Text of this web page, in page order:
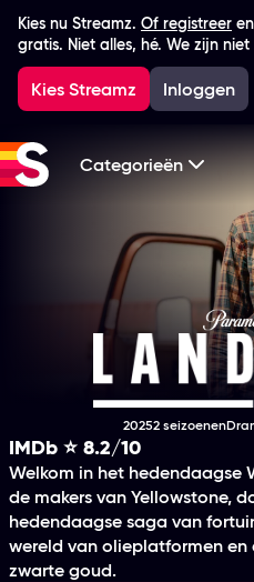
Kies nu Streamz. Of registreer
gratis. Niet alles, hé. We zijn niet
Kies Streamz Inloggen
Categorieën
20252 seizoenen
IMDb ⭐ 8.2/10
Welkom in het hedendaagse
de makers van Yellowstone,
hedendaagse saga van
wereld van olieplatformen
zwarte goud.